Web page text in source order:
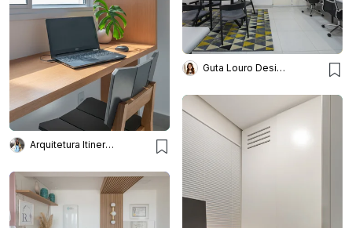
Arquitetura Itinerante
Guta Louro Designs